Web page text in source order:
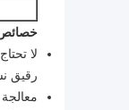
خصائص
لا
رقيق